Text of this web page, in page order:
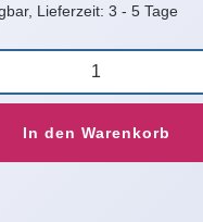
Lieferzeit: 3 - 5 Tage
Gib den
In den Warenkorb